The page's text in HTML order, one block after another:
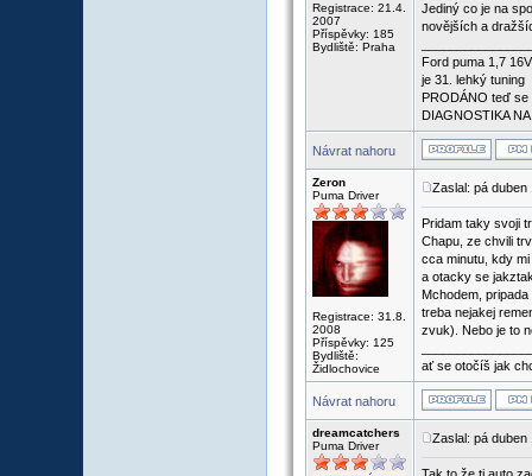
Registrace: 21.4.
2007
Příspěvky: 185
Bydliště: Praha
Jediný co je na
novějších a
Ford puma 1,7
je 31. lehký tuning
PRODÁNO teď se
DIAGNOSTIKA
Návrat nahoru
Zeron
Puma Driver
Registrace: 31.8.
2008
Příspěvky: 125
Bydliště:
Židlochovice
Zaslal: pá duben
Pridam taky svoji
Chapu, ze chvili
cca minutu, kdy
a otacky se
Mchodem,
treba nejakej
zvuk). Nebo je to
ať se otočíš jak
Návrat nahoru
dreamcatchers
Puma Driver
Zaslal: pá duben